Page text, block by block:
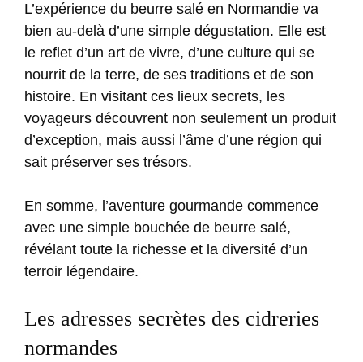
L’expérience du beurre salé en Normandie va
bien au-delà d’une simple dégustation. Elle est
le reflet d’un art de vivre, d’une culture qui se
nourrit de la terre, de ses traditions et de son
histoire. En visitant ces lieux secrets, les
voyageurs découvrent non seulement un produit
d’exception, mais aussi l’âme d’une région qui
sait préserver ses trésors.
En somme, l’aventure gourmande commence
avec une simple bouchée de beurre salé,
révélant toute la richesse et la diversité d’un
terroir légendaire.
Les adresses secrètes des cidreries
normandes